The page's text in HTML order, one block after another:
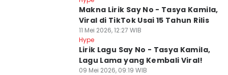
Makna Lirik Say No - Tasya Kamila,
Viral di TikTok Usai 15 Tahun Rilis
11 Mei 2026, 12:27 WIB
Hype
Lirik Lagu Say No - Tasya Kamila,
Lagu Lama yang Kembali Viral!
09 Mei 2026, 09:19 WIB